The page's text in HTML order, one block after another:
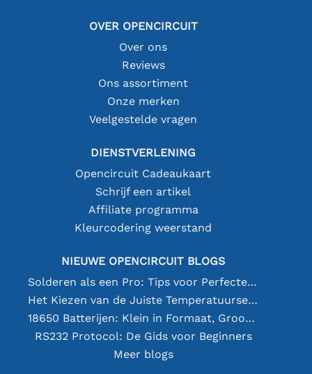
OVER OPENCIRCUIT
Over ons
Reviews
Ons assortiment
Onze merken
Veelgestelde vragen
DIENSTVERLENING
Opencircuit Cadeaukaart
Schrijf een artikel
Affiliate programma
Kleurcodering weerstand
NIEUWE OPENCIRCUIT BLOGS
Solderen als een Pro: Tips voor Perfecte Elektronische Verbindingen
Het Kiezen van de Juiste Temperatuursensor [youtube]
18650 Batterijen: Klein in Formaat, Groot in Prestatie
RS232 Protocol: De Gids voor Beginners
Meer blogs